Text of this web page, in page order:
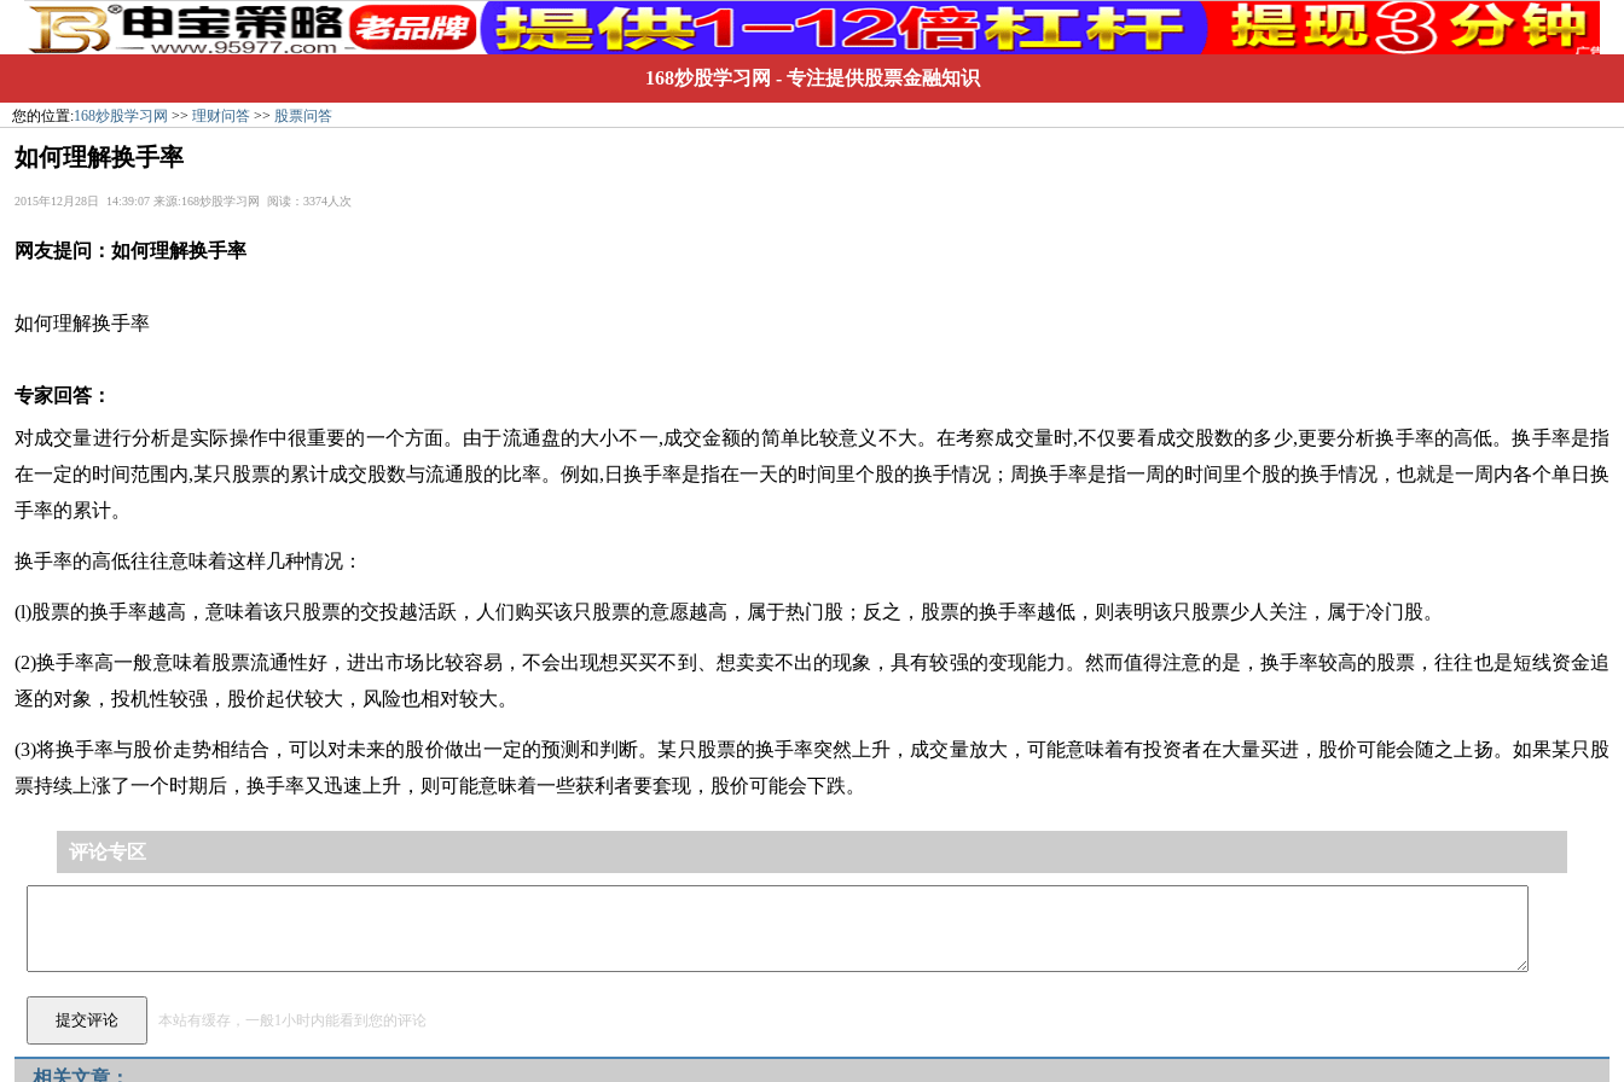
168炒股学习网 - 专注提供股票金融知识
您的位置:168炒股学习网 >> 理财问答 >> 股票问答
如何理解换手率
2015年12月28日 14:39:07 来源:168炒股学习网 阅读：3374人次
网友提问： 如何理解换手率
如何理解换手率
专家回答：
对成交量进行分析是实际操作中很重要的一个方面。由于流通盘的大小不一,成交金额的简单比较意义不大。在考察成交量时,不仅要看成交股数的多少,更要分析换手率的高低。换手率是指
在一定的时间范围内,某只股票的累计成交股数与流通股的比率。例如,日换手率是指在一天的时间里个股的换手情况；周换手率是指一周的时间里个股的换手情况，也就是一周内各个单日换
手率的累计。
换手率的高低往往意味着这样几种情况：
(l)股票的换手率越高，意味着该只股票的交投越活跃，人们购买该只股票的意愿越高，属于热门股；反之，股票的换手率越低，则表明该只股票少人关注，属于冷门股。
(2)换手率高一般意味着股票流通性好，进出市场比较容易，不会出现想买买不到、想卖卖不出的现象，具有较强的变现能力。然而值得注意的是，换手率较高的股票，往往也是短线资金追
逐的对象，投机性较强，股价起伏较大，风险也相对较大。
(3)将换手率与股价走势相结合，可以对未来的股价做出一定的预测和判断。某只股票的换手率突然上升，成交量放大，可能意味着有投资者在大量买进，股价可能会随之上扬。如果某只股
票持续上涨了一个时期后，换手率又迅速上升，则可能意昧着一些获利者要套现，股价可能会下跌。
评论专区
本站有缓存，一般1小时内能看到您的评论
相关文章：